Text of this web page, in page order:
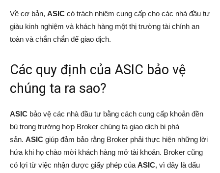
Về cơ bản, ASIC có trách nhiệm cung cấp cho các nhà đầu tư
giàu kinh nghiệm và khách hàng một thị trường tài chính an
toàn và chắn chắn để giao dịch.
Các quy định của ASIC bảo vệ
chúng ta ra sao?
ASIC bảo vệ các nhà đầu tư bằng cách cung cấp khoản đền
bù trong trường hợp Broker chúng ta giao dịch bị phá
sản. ASIC giúp đảm bảo rằng Broker phải thực hiện những lời
hứa khi họ chào mời khách hàng mở tài khoản. Broker cũng
có lợi từ việc nhận được giấy phép củaASIC, vì đây là dấu